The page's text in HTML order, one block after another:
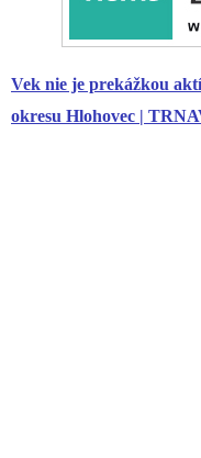
Vek nie je prekážkou
okresu Hlohovec |